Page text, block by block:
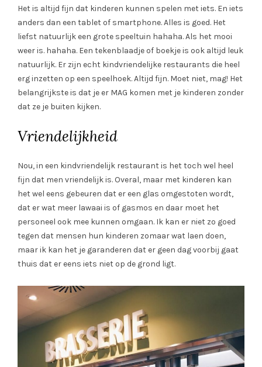
Het is altijd fijn dat kinderen kunnen spelen met iets. En iets
anders dan een tablet of smartphone. Alles is goed. Het
liefst natuurlijk een grote speeltuin hahaha. Als het mooi
weer is. hahaha. Een tekenblaadje of boekje is ook altijd leuk
natuurlijk. Er zijn echt kindvriendelijke restaurants die heel
erg inzetten op een speelhoek. Altijd fijn. Moet niet, mag! Het
belangrijkste is dat je er MAG komen met je kinderen zonder
dat ze je buiten kijken.
Vriendelijkheid
Nou, in een kindvriendelijk restaurant is het toch wel heel
fijn dat men vriendelijk is. Overal, maar met kinderen kan
het wel eens gebeuren dat er een glas omgestoten wordt,
dat er wat meer lawaai is of gasmos en daar moet het
personeel ook mee kunnen omgaan. Ik kan er niet zo goed
tegen dat mensen hun kinderen zomaar wat laen doen,
maar ik kan het je garanderen dat er geen dag voorbij gaat
thuis dat er eens iets niet op de grond ligt.